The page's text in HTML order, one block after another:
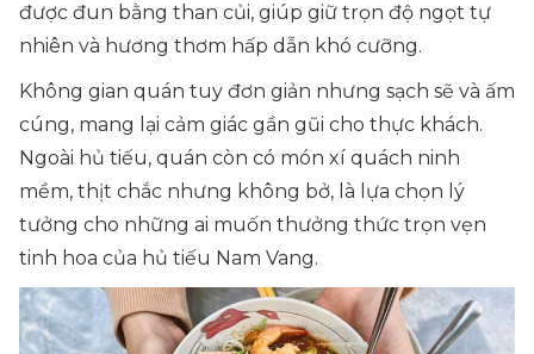
được đun bằng than củi, giúp giữ trọn độ ngọt tự
nhiên và hương thơm hấp dẫn khó cưỡng.
Không gian quán tuy đơn giản nhưng sạch sẽ và ấm
cúng, mang lại cảm giác gần gũi cho thực khách.
Ngoài hủ tiếu, quán còn có món xí quách ninh
mềm, thịt chắc nhưng không bở, là lựa chọn lý
tưởng cho những ai muốn thưởng thức trọn vẹn
tinh hoa của hủ tiếu Nam Vang.